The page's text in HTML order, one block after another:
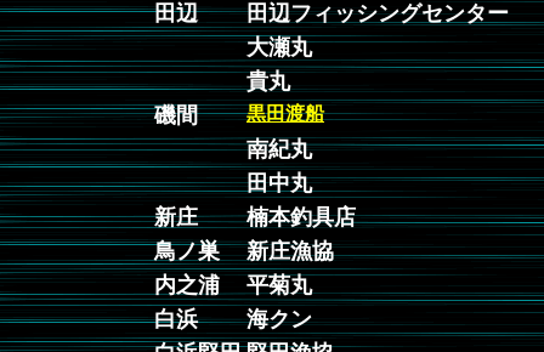
田辺
田辺フィッシングセンター
大瀬丸
貴丸
磯間
黒田渡船
南紀丸
田中丸
新庄
楠本釣具店
鳥ノ巣
新庄漁協
内之浦
平菊丸
白浜
海クン